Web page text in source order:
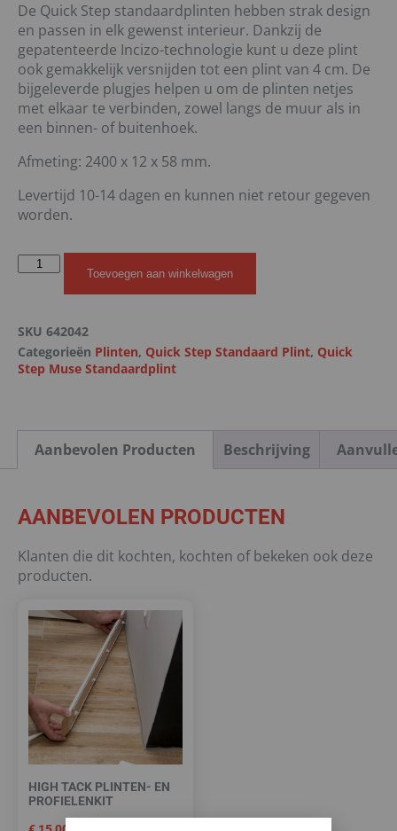
De Quick Step standaardplinten hebben strak design
en passen in elk gewenst interieur. Dankzij de
gepatenteerde Incizo-technologie kunt u deze plint
ook gemakkelijk versnijden tot een plint van 4 cm. De
bijgeleverde plugjes helpen u om de plinten netjes
met elkaar te verbinden, zowel langs de muur als in
een binnen- of buitenhoek.
Afmeting: 2400 x 12 x 58 mm.
Levertijd 10-14 dagen en kunnen niet retour gegeven
worden.
Toevoegen aan winkelwagen
SKU 642042
Categorieën Plinten, Quick Step Standaard Plint, Quick
Step Muse Standaardplint
Aanbevolen Producten Beschrijving
AANBEVOLEN PRODUCTEN
Klanten die dit kochten, kochten of bekeken ook deze
producten.
HIGH TACK PLINTEN- EN
PROFIELENKIT